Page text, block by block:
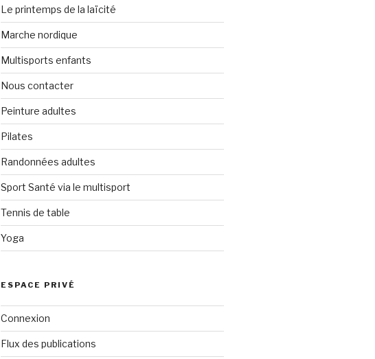
Le printemps de la laïcité
Marche nordique
Multisports enfants
Nous contacter
Peinture adultes
Pilates
Randonnées adultes
Sport Santé via le multisport
Tennis de table
Yoga
ESPACE PRIVÉ
Connexion
Flux des publications